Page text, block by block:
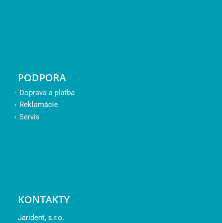
PODPORA
Doprava a platba
Reklamácie
Servis
KONTAKTY
Jarident, s.r.o.